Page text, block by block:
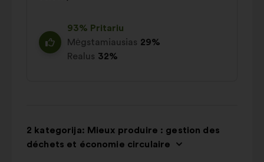
93% Pritariu
Mėgstamiausias 29%
Realus 32%
2 kategorija: Mieux produire : gestion des
déchets et économie circulaire